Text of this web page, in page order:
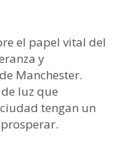
el papel vital del
y
Manchester.
luz que
tengan un